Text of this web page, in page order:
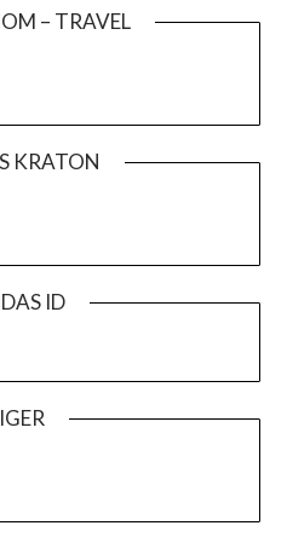
– TRAVEL
KRATON
ID